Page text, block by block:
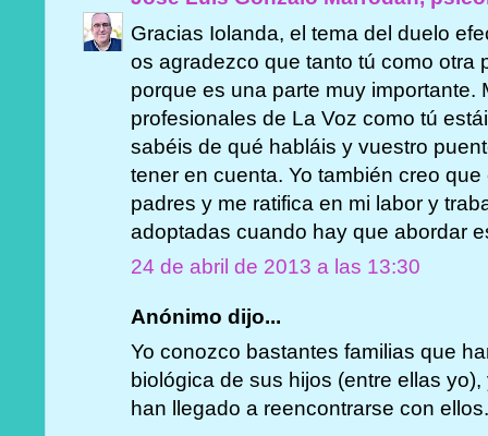
Gracias Iolanda, el tema del duelo
os agradezco que tanto tú como otra
porque es una parte muy importante.
profesionales de La Voz como tú
sabéis de qué habláis y vuestro
tener en cuenta. Yo también creo
padres y me ratifica en mi labor y
adoptadas cuando hay que abordar
24 de abril de 2013 a las 13:30
Anónimo dijo...
Yo conozco bastantes familias que
biológica de sus hijos (entre ellas
han llegado a reencontrarse con